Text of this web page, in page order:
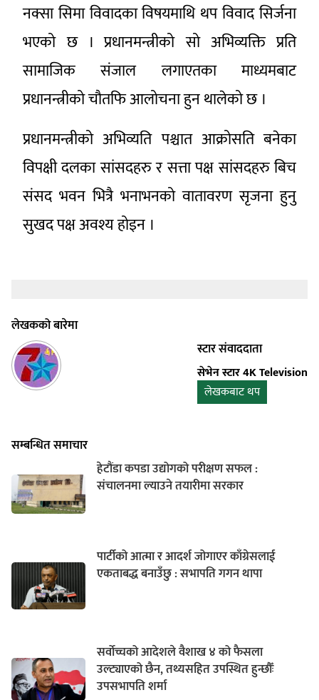
नक्सा सिमा विवादका विषयमाथि थप विवाद सिर्जना
भएको छ । प्रधानमन्त्रीको सो अभिव्यक्ति प्रति
सामाजिक संजाल लगाएतका माध्यमबाट
प्रधानन्त्रीको चौतफि आलोचना हुन थालेको छ ।
प्रधानमन्त्रीको अभिव्यति पश्चात आक्रोसति बनेका
विपक्षी दलका सांसदहरु र सत्ता पक्ष सांसदहरु बिच
संसद भवन भित्रै भनाभनको वातावरण सृजना हुनु
सुखद पक्ष अवश्य होइन ।
लेखकको बारेमा
स्टार संवाददाता
सेभेन स्टार 4K Television
लेखकबाट थप
सम्बन्धित समाचार
हेटौंडा कपडा उद्योगको परीक्षण सफल :
संचालनमा ल्याउने तयारीमा सरकार
पार्टीको आत्मा र आदर्श जोगाएर काँग्रेसलाई
एकताबद्ध बनाउँछु : सभापति गगन थापा
सर्वोच्चको आदेशले वैशाख ४ को फैसला
उल्ट्याएको छैन, तथ्यसहित उपस्थित हुन्छौँः
उपसभापति शर्मा